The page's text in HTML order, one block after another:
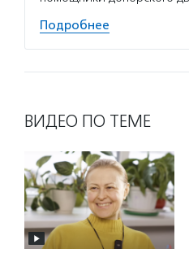
Подробнее
ВИДЕО ПО ТЕМЕ